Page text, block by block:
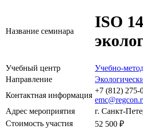
Название семинара
ISO
Учебный центр
Учебно-
Направление
Контактная информация
+7 (812) 275-
Адрес мероприятия
г. Санкт-
Стоимость участия
52 500 ₽